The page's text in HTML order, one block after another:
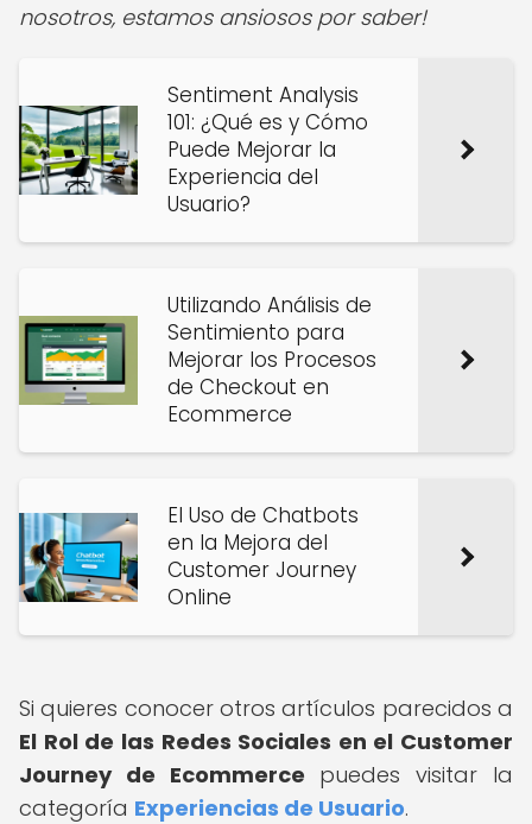
nosotros, estamos ansiosos por saber!
Sentiment Analysis
101: ¿Qué es y Cómo
Puede Mejorar la
Experiencia del
Usuario?
Utilizando Análisis de
Sentimiento para
Mejorar los Procesos
de Checkout en
Ecommerce
El Uso de Chatbots
en la Mejora del
Customer Journey
Online
Si quieres conocer otros artículos parecidos a
El Rol de las Redes Sociales en el Customer
Journey de Ecommerce puedes visitar la
categoría Experiencias de Usuario.